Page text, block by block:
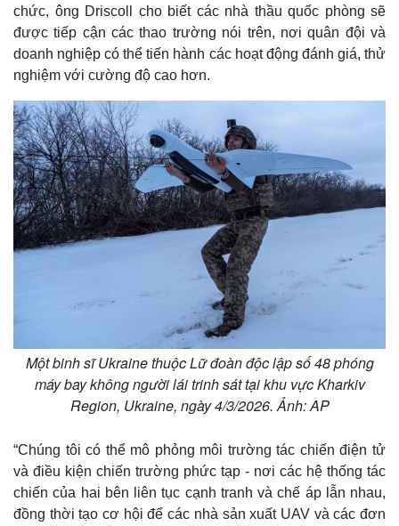
chức, ông Driscoll cho biết các nhà thầu quốc phòng sẽ
được tiếp cận các thao trường nói trên, nơi quân đội và
doanh nghiệp có thể tiến hành các hoạt động đánh giá, thử
nghiệm với cường độ cao hơn.
Một binh sĩ Ukraine thuộc Lữ đoàn độc lập số 48 phóng
máy bay không người lái trinh sát tại khu vực Kharkiv
Region, Ukraine, ngày 4/3/2026. Ảnh: AP
“Chúng tôi có thể mô phỏng môi trường tác chiến điện tử
và điều kiện chiến trường phức tạp - nơi các hệ thống tác
chiến của hai bên liên tục cạnh tranh và chế áp lẫn nhau,
đồng thời tạo cơ hội để các nhà sản xuất UAV và các đơn